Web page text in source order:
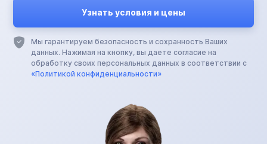
Мы гарантируем безопасность и сохранность Ваших
данных. Нажимая на кнопку, вы даете согласие на
обработку своих персональных данных в соответствии с
«Политикой конфиденциальности»